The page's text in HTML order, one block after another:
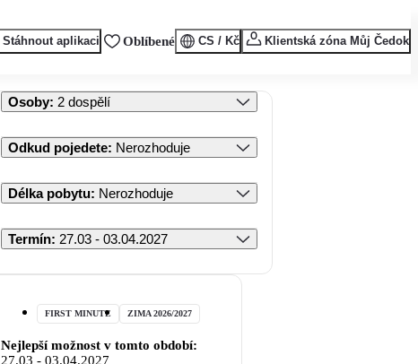
Stáhnout aplikaci Oblíbené CS / Kč Klientská zóna Můj Čedok
Osoby: 2 dospělí
Odkud pojedete: Nerozhoduje
Délka pobytu: Nerozhoduje
Termín: 27.03 - 03.04.2027
FIRST MINUTE ZIMA 2026/2027
Nejlepší možnost v tomto období:
27.03 - 03.04.2027